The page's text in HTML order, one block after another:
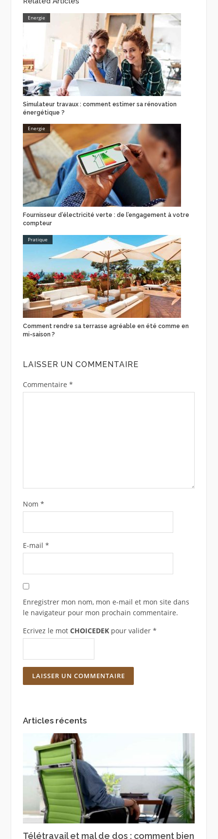
Energie
Simulateur travaux : comment estimer sa rénovation
énergétique ?
Energie
Fournisseur d’électricité verte : de l’engagement à votre
compteur
Pratique
Comment rendre sa terrasse agréable en été comme en
mi-saison ?
LAISSER UN COMMENTAIRE
Commentaire *
Nom *
E-mail *
Enregistrer mon nom, mon e-mail et mon site dans
le navigateur pour mon prochain commentaire.
Ecrivez le mot CHOICEDEKpour valider *
Articles récents
Télétravail et mal de dos : comment bien